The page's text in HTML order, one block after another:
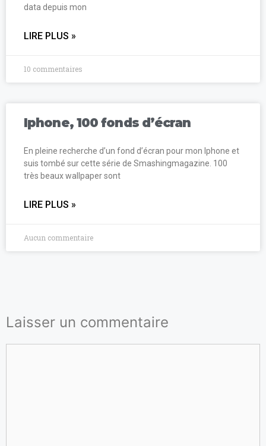
data depuis mon
LIRE PLUS »
10 commentaires
Iphone, 100 fonds d’écran
En pleine recherche d’un fond d’écran pour mon Iphone et
suis tombé sur cette série de Smashingmagazine. 100
très beaux wallpaper sont
LIRE PLUS »
Aucun commentaire
Laisser un commentaire